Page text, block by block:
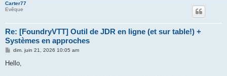
Carter77
Evêque
Re: [FoundryVTT] Outil de JDR en ligne (et sur table!) +
Systèmes en approches
M
s
dim. juin 21, 2026 10:05 am
Hello,